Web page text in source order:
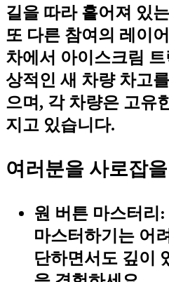
길을 따라 흩어져 있
또 다른 참여의 레이
차에서 아이스크림
상적인 새 차량 차고
으며, 각 차량은 고유
지고 있습니다.
여러분을 사로잡
원 버튼 마스터리:
마스터하기는 어
단하면서도 깊이